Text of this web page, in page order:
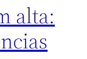
alta: